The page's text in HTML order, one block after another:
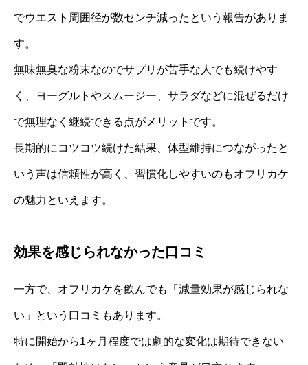
でウエスト周囲径が数センチ減ったという報告がありま
す。
無味無臭な粉末なのでサプリが苦手な人でも続けやす
く、ヨーグルトやスムージー、サラダなどに混ぜるだけ
で無理なく継続できる点がメリットです。
長期的にコツコツ続けた結果、体型維持につながったと
いう声は信頼性が高く、習慣化しやすいのもオフリカケ
の魅力といえます。
効果を感じられなかった口コミ
一方で、オフリカケを飲んでも「減量効果が感じられな
い」という口コミもあります。
特に開始から1ヶ月程度では劇的な変化は期待できない